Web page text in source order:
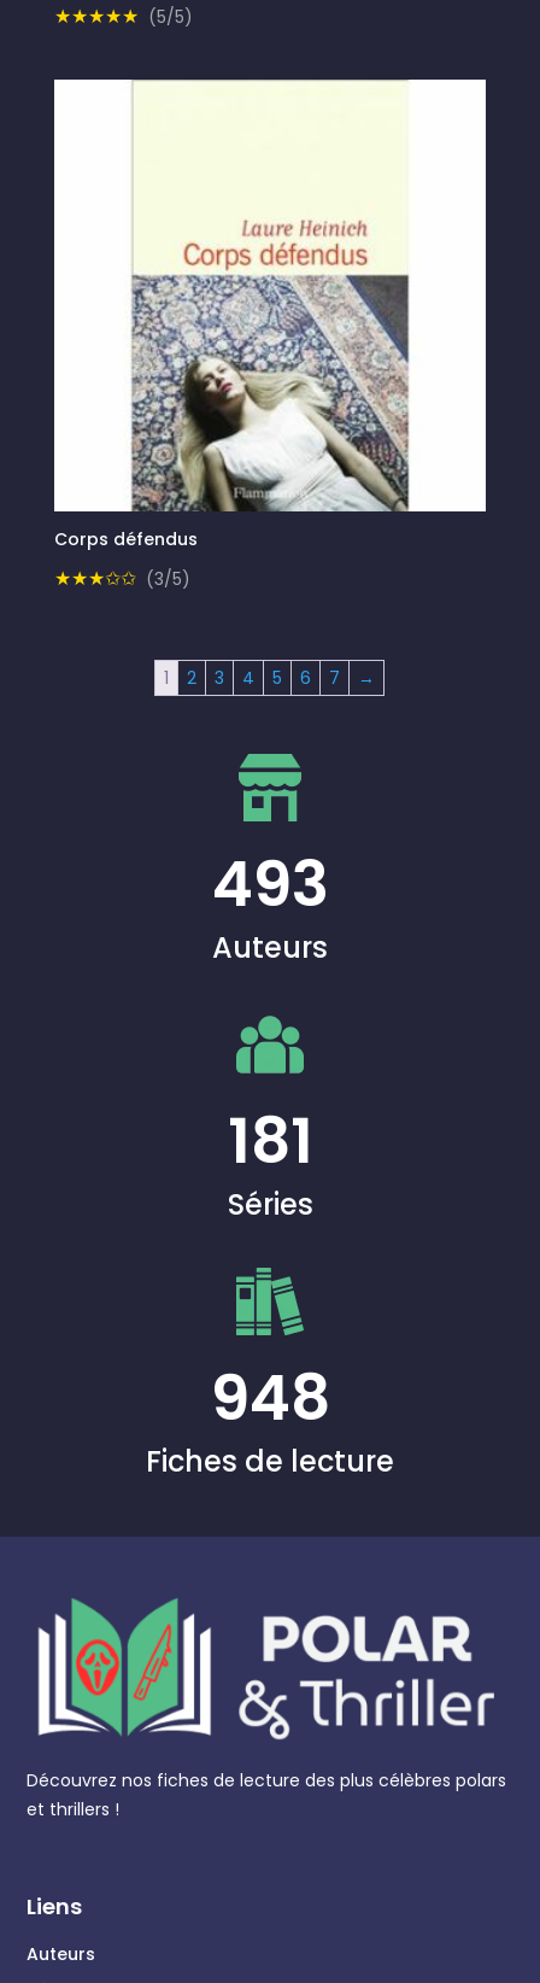
★★★★★ (5/5)
Corps défendus
★★★✩✩ (3/5)
1 2 3 4 5 6 7 →
493
Auteurs
181
Séries
948
Fiches de lecture
Découvrez nos fiches de lecture des plus célèbres polars
et thrillers !
Liens
Auteurs